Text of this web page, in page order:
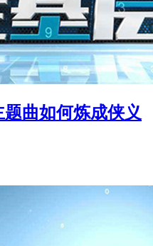
曲如何炼成侠义